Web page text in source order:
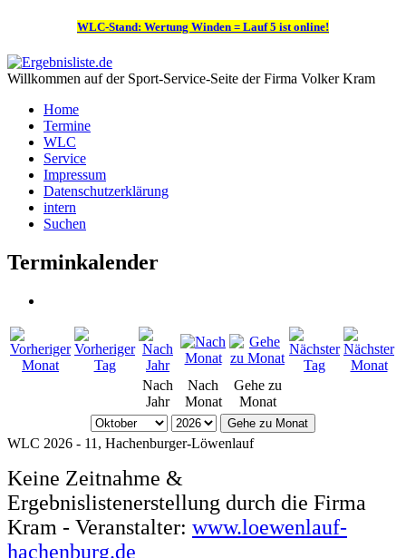
WLC-Stand: Wertung Winden = Lauf 5 ist online!
Willkommen auf der Sport-Service-Seite der Firma Volker Kram
Home
Termine
WLC
Service
Impressum
Datenschutzerklärung
intern
Suchen
Terminkalender
Nach
Jahr
Nach
Monat
Gehe zu
Monat
Gehe zu Monat
WLC 2026 - 11, Hachenburger-Löwenlauf
Keine Zeitnahme &
Ergebnislistenerstellung durch die Firma
Kram - Veranstalter: www.loewenlauf-
hachenburg.de